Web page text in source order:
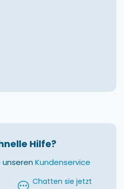
Hilfe?
Kundenservice
Chatten sie jetzt